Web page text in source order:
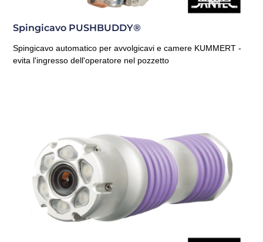
Spingicavo PUSHBUDDY®
Spingicavo automatico per avvolgicavi e camere KUMMERT -
evita l'ingresso dell'operatore nel pozzetto